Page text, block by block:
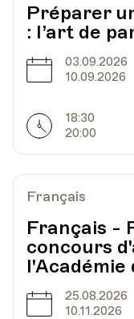
LieuUPL -
Escaliers
Préparer
: l’art de
Date
03.09.2026
10.09.2026
Horarires
18:30
20:00
Français
Français -
concours
l'Académie
Date
25.08.2026
10.11.2026